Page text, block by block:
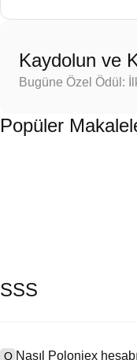
Kaydolun ve
Bugüne Özel Ödül:
Popüler
SSS
Q Nasıl Poloniex